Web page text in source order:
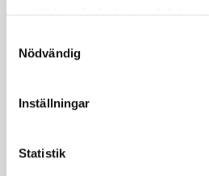
Nödvändig
Inställningar
Statistik
Tillbehör